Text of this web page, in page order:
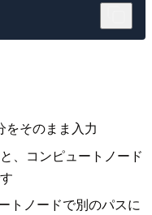
をそのまま入力
、コンピュートノード
トノードで別のパスに